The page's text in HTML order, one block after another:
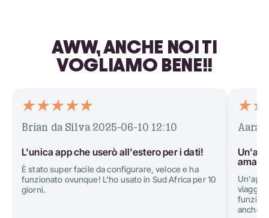
AWW, ANCHE NOI TI
VOGLIAMO BENE!!
Brian da Silva 2025-06-10 12:10
L'unica app che userò all'estero per i dati!
È stato super facile da configurare, veloce e ha
funzionato ovunque! L'ho usato in Sud Africa per 10
giorni.
Aarav
Un'app
anche